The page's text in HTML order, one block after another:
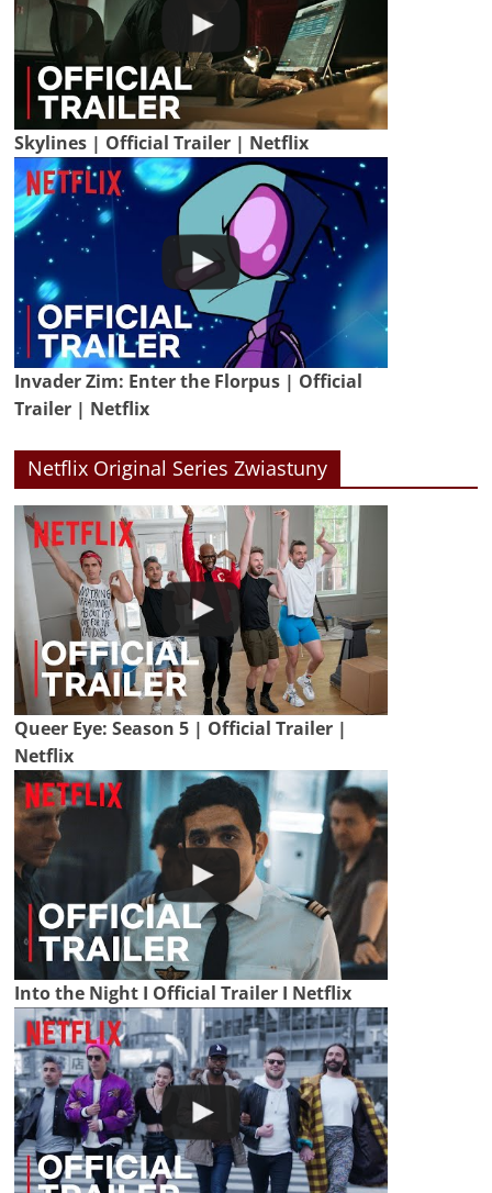
Skylines | Official Trailer | Netflix
Invader Zim: Enter the Florpus | Official
Trailer | Netflix
Netflix Original Series Zwiastuny
Queer Eye: Season 5 | Official Trailer |
Netflix
Into the Night I Official Trailer I Netflix